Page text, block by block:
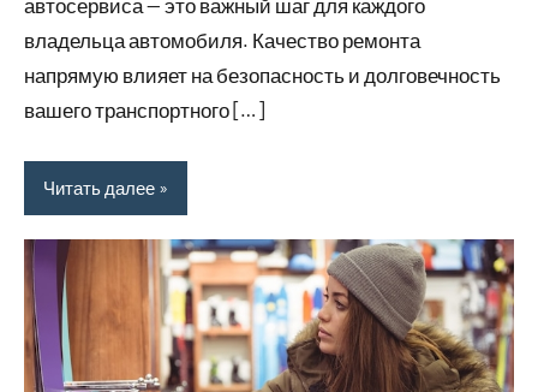
владельца автомобиля. Качество ремонта
напрямую влияет на безопасность и долговечность
вашего транспортного […]
Читать далее